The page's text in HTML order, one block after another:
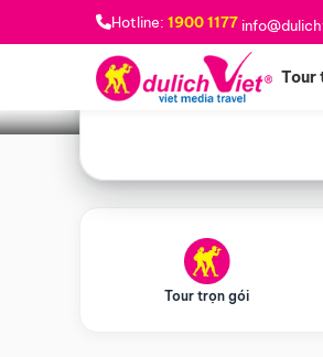
Hotline: 1900 1177
Tour
Bạn muốn đi đâu? *
Tour trọn gói